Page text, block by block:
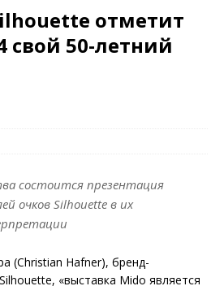
отметит
свой 50-летний
состоится презентация
очков Silhouette в их
(Christian Hafner), бренд-
«выставка Mido является